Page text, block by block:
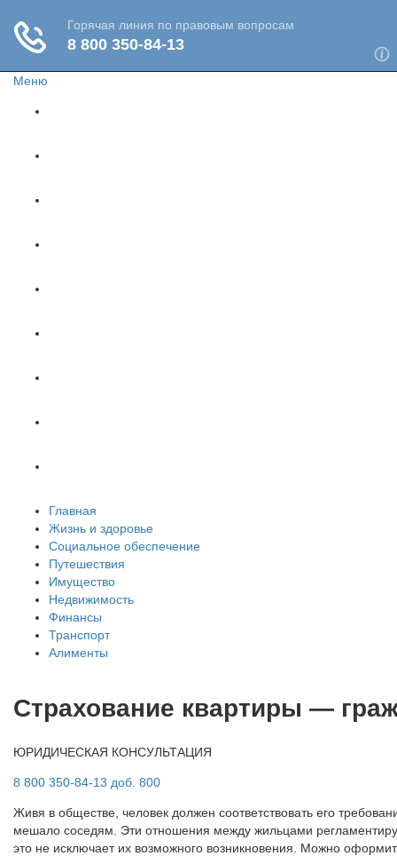
Меню
Главная
Жизнь и здоровье
Социальное обеспечение
Путешествия
Имущество
Недвижимость
Финансы
Транспорт
Алименты
Страхование квартиры —
ЮРИДИЧЕСКАЯ КОНСУЛЬТАЦИЯ
8 800 350-84-13 доб. 800
Живя в обществе, человек должен соответствовать его
мешало соседям. Эти отношения между жильцами
это не исключает их возможного возникновения. Можно